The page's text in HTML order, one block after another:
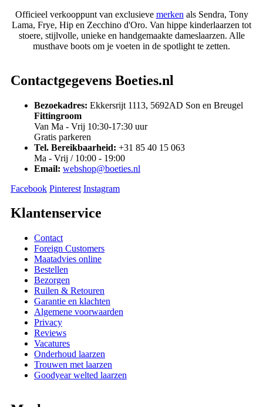
Officieel verkooppunt van exclusieve merken als Sendra, Tony
Lama, Frye, Hip en Zecchino d'Oro. Van hippe kinderlaarzen tot
stoere, stijlvolle, unieke en handgemaakte dameslaarzen. Alle
musthave boots om je voeten in de spotlight te zetten.
Contactgegevens Boeties.nl
Bezoekadres: Ekkersrijt 1113, 5692AD Son en Breugel
Fittingroom
Van Ma - Vrij 10:30-17:30 uur
Gratis parkeren
Tel. Bereikbaarheid: +31 85 40 15 063
Ma - Vrij / 10:00 - 19:00
Email: webshop@boeties.nl
Facebook Pinterest Instagram
Klantenservice
Contact
Foreign Customers
Maatadvies online
Bestellen
Bezorgen
Ruilen & Retouren
Garantie en klachten
Algemene voorwaarden
Privacy
Reviews
Vacatures
Onderhoud laarzen
Trouwen met laarzen
Goodyear welted laarzen